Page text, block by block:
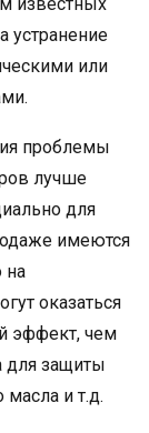
устранение
или
проблемы
лучше
для
имеются
на
оказаться
эффект, чем
для защиты
масла и т.д.